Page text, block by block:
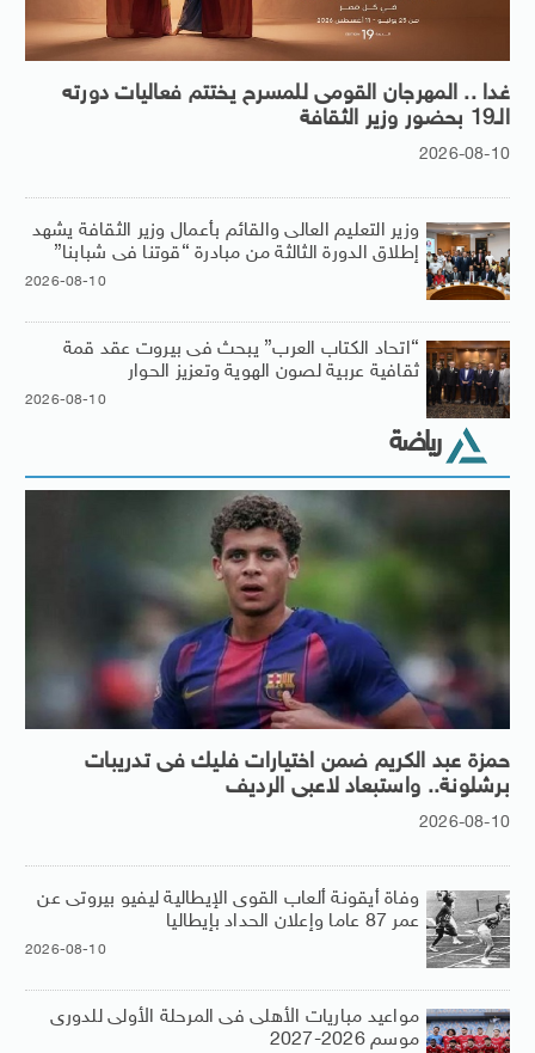
غدا .. المهرجان القومى للمسرح يختتم فعاليات دورته
الـ19 بحضور وزير الثقافة
2026-08-10
وزير التعليم العالى والقائم بأعمال وزير الثقافة يشهد
إطلاق الدورة الثالثة من مبادرة “قوتنا فى شبابنا”
2026-08-10
“اتحاد الكتاب العرب” يبحث فى بيروت عقد قمة
ثقافية عربية لصون الهوية وتعزيز الحوار
2026-08-10
رياضة
حمزة عبد الكريم ضمن اختيارات فليك فى تدريبات
برشلونة.. واستبعاد لاعبى الرديف
2026-08-10
وفاة أيقونة ألعاب القوى الإيطالية ليفيو بيروتى عن
عمر 87 عاما وإعلان الحداد بإيطاليا
2026-08-10
مواعيد مباريات الأهلى فى المرحلة الأولى للدورى
موسم 2026-2027